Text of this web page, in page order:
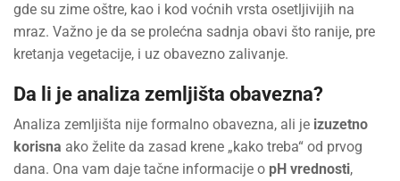
gde su zime oštre, kao i kod voćnih vrsta osetljivijih na
mraz. Važno je da se prolećna sadnja obavi što ranije, pre
kretanja vegetacije, i uz obavezno zalivanje.
Da li je analiza zemljišta obavezna?
Analiza zemljišta nije formalno obavezna, ali je izuzetno
korisna ako želite da zasad krene „kako treba“ od prvog
dana. Ona vam daje tačne informacije o pH vrednosti,